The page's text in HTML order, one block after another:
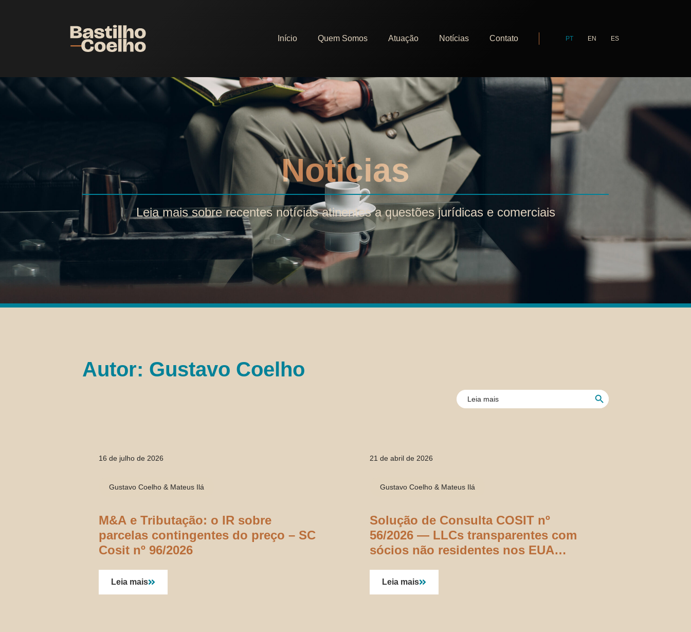
Início Quem Somos Atuação Notícias Contato PT EN ES
Notícias
Leia mais sobre recentes notícias atinentes a questões jurídicas e comerciais
Autor: Gustavo Coelho
Search
for:
Search Button
16 de julho de 2026
Gustavo Coelho & Mateus Ilá
M&A e Tributação: o IR sobre
parcelas contingentes do preço – SC
Cosit nº 96/2026
Leia mais
21 de abril de 2026
Gustavo Coelho & Mateus Ilá
Solução de Consulta COSIT nº
56/2026 — LLCs transparentes com
sócios não residentes nos EUA
fiscal privilegiado
Leia mais